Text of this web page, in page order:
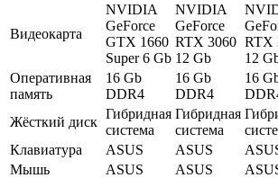
Видеокарта
NVIDIA
GeForce
GTX 1660
Super 6 Gb
NVIDIA
GeForce
RTX 3060
12 Gb
RTX
12
Оперативная
память
16 Gb
DDR4
16 Gb
DDR4
16
Жёсткий диск
Гибридная
система
Гибридная
система
Клавиатура
ASUS ASUS
Мышь
ASUS ASUS